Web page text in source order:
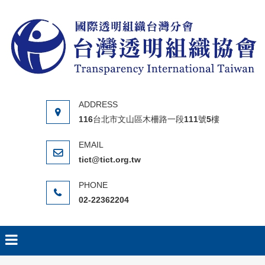
116台北市文山區木柵路一段111號5樓
tict@tict.org.tw
02-22362204